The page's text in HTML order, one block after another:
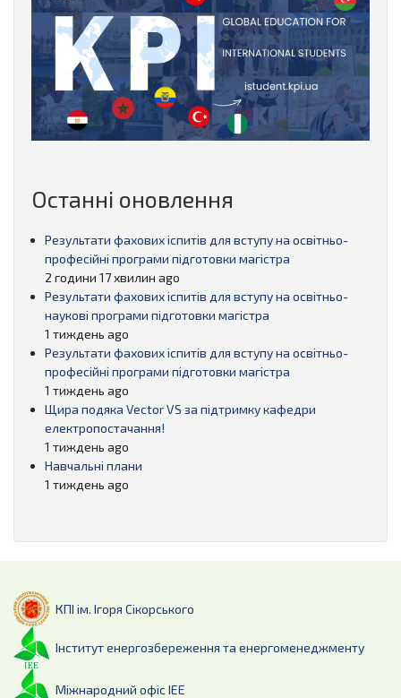
Останні оновлення
Результати фахових іспитів для вступу на освітньо-
професійні програми підготовки магістра
2 години 17 хвилин ago
Результати фахових іспитів для вступу на освітньо-
наукові програми підготовки магістра
1 тиждень ago
Результати фахових іспитів для вступу на освітньо-
професійні програми підготовки магістра
1 тиждень ago
Щира подяка Vector VS за підтримку кафедри
електропостачання!
1 тиждень ago
Навчальні плани
1 тиждень ago
КПІ ім. Ігоря Сікорського
Інститут енергозбереження та енергоменеджменту
Міжнародний офіс ІЕЕ